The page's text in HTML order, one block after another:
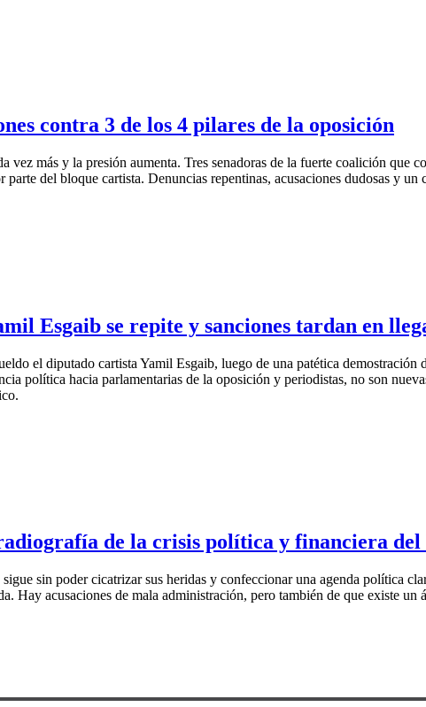
contra 3 de los 4 pilares de la oposición
vez más y la presión aumenta. Tres senadoras de la fuerte coalición
del bloque cartista. Denuncias repentinas, acusaciones dudosas y
Esgaib se repite y sanciones tardan en
el diputado cartista Yamil Esgaib, luego de una patética
política hacia parlamentarias de la oposición y periodistas, no son
de la crisis política y financiera
sin poder cicatrizar sus heridas y confeccionar una agenda política
Hay acusaciones de mala administración, pero también de que existe